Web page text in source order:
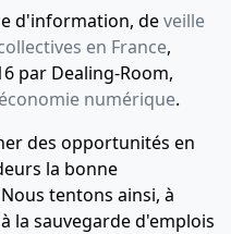
d'information, deveille
en France,
par Dealing-Room,
numérique.
des opportunités en
la bonne
tentons ainsi, à
la sauvegarde d'emplois